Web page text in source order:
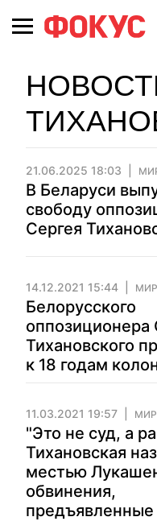
21.06.2025 18:03
В Беларуси
свободу
Сергея
14.12.2021 15:44 МИР
Белорусского
оппозиционера
Тихановского
к 18 годам
11.03.2021 19:57 МИР
"Это не суд, а
Тихановская
местью
обвинения,